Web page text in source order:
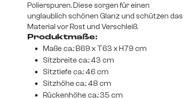
Polierspuren. Diese sorgen für einen
unglaublich schönen Glanz und schützen das
Material vor Rost und Verschleiß.
Produktmaße:
Maße ca.: B69 x T63 x H79 cm
Sitzbreite ca.: 43 cm
Sitztiefe ca.: 46 cm
Sitzhöhe ca.: 48 cm
Rückenhöhe ca.: 35 cm